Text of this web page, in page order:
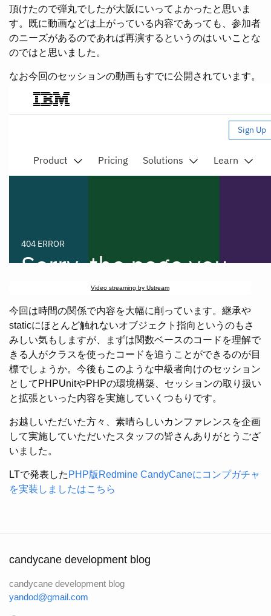
頂けたので弾丸でしたが大阪にいってよかったと思いま
す。既に動画などは上がっている内容であっても、参加者
のニーズがあるのであれば再演するというのはいいことな
のではと思いました。
なお今回のセッションの動画もすでに公開されています。
Video streaming by Ustream
今回は時間の関係で内容を大幅に削っています。継承や
staticにほとんど触れないオブジェクト指向というのもさ
みしい気もしますが、まずは関数ベースのコードを理解で
きる人がクラスを使ったコードを追うことができるのが目
標でしょうか。今後もこのような中級者向けのセッション
としてPHPUnitやPHPの環境構築、セッションの取り扱い
と拡張といった内容を実施していくつもりです。
お越しいただいた方々、素晴らしいカンファレンスを企画
して実施していただいたスタッフの皆さんありがとうござ
いました。
LTで発表した PHP版Redmine CandyCaneにコンプガチャ
を実装しましたはこちら
candycane development blog
candycane development blog
yandod@gmail.com